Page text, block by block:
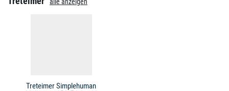
Treteimer Simplehuman